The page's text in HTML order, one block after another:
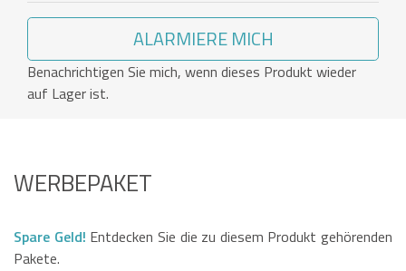
ALARMIERE MICH
Benachrichtigen Sie mich, wenn dieses Produkt wieder
auf Lager ist.
WERBEPAKET
Spare Geld! Entdecken Sie die zu diesem Produkt gehörenden
Pakete.